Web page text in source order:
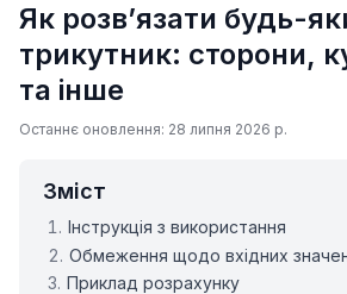
Як розвʼязати будь-
трикутник: сторони,
та інше
Останнє оновлення: 28 липня 2026 р.
Зміст
Інструкція з використання
Обмеження щодо вхідних
Приклад розрахунку